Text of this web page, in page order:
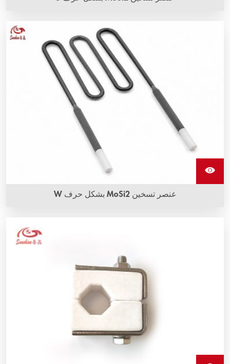
الكهربائي لدرجات حرارة تصل إلى 1900 درجة مئوية.
عنصر تسخين MoSi2 بشكل حرف W
تسخين مركب ثاني أكسيد الموليبدينوم، هي عناصر تسخين MoSi2
واحدة. يمكنها تحمل التآكل بدرجات حرارة عالية جدًا.